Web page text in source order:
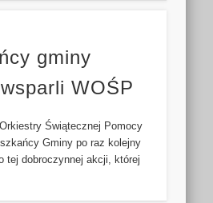
gminy
WOŚP
Świątecznej Pomocy
Gminy po raz kolejny
tej dobroczynnej akcji, której